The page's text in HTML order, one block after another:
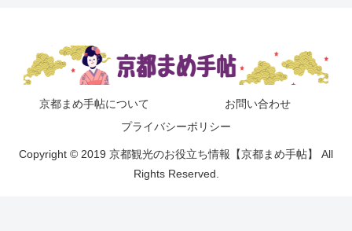
京都まめ手帖について
お問い合わせ
プライバシーポリシー
Copyright © 2019 京都観光のお役立ち情報【京都まめ手帖】 All
Rights Reserved.